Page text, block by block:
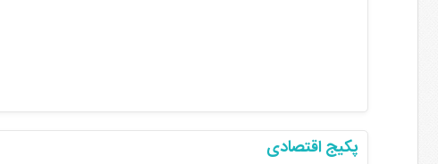
پکیج اقتصادی